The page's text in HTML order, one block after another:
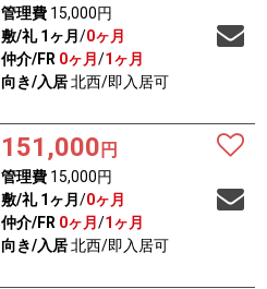
管理費15,000円
敷/礼 1ヶ月 /0ヶ月
仲介/FR 0ヶ月 /1ヶ月
向き/入居北西/即入居可
151,000 円
管理費15,000円
敷/礼 1ヶ月 /0ヶ月
仲介/FR 0ヶ月 /1ヶ月
向き/入居北西/即入居可